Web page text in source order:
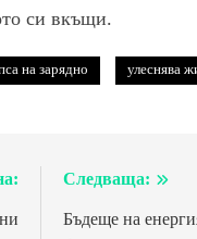
си вкъщи.
на зарядно улеснява
Следваща:
Бъдеще на